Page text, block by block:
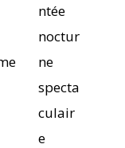
ntée
noctur
ne
specta
culair
e